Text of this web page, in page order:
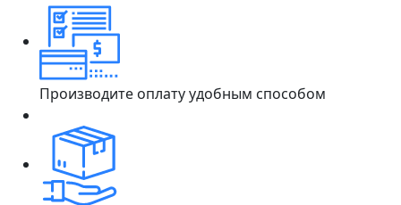
Производите оплату удобным способом